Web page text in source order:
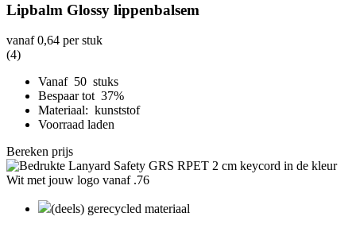
Lipbalm Glossy lippenbalsem
vanaf0,64 per stuk
(4)
Vanaf 50 stuks
Bespaar tot 37%
Materiaal: kunststof
Voorraad laden
Bereken prijs
(deels) gerecycled materiaal